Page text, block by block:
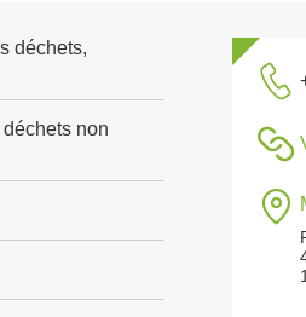
déchets,
non